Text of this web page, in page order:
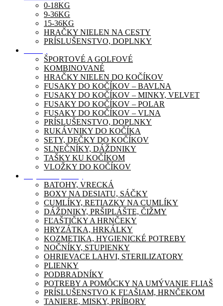
0-18KG
9-36KG
15-36KG
HRAČKY NIELEN NA CESTY
PRÍSLUŠENSTVO, DOPLNKY
ŠPORTOVÉ A GOLFOVÉ
KOMBINOVANÉ
HRAČKY NIELEN DO KOČÍKOV
FUSAKY DO KOČÍKOV – BAVLNA
FUSAKY DO KOČÍKOV – MINKY, VELVET
FUSAKY DO KOČÍKOV – POLAR
FUSAKY DO KOČÍKOV – VLNA
PRÍSLUŠENSTVO, DOPLNKY
RUKÁVNIKY DO KOČÍKA
SETY, DEČKY DO KOČÍKOV
SLNEČNÍKY, DÁŽDNIKY
TAŠKY KU KOČÍKOM
VLOŽKY DO KOČÍKOV
BATOHY, VRECKÁ
BOXY NA DESIATU, SÁČKY
CUMLÍKY, RETIAZKY NA CUMLÍKY
DÁŽDNIKY, PRŠIPLÁŠTE, ČIŽMY
FĽAŠTIČKY A HRNČEKY
HRYZÁTKA, HRKÁLKY
KOZMETIKA, HYGIENICKÉ POTREBY
NOČNÍKY, STUPIENKY
OHRIEVACE LAHVI, STERILIZATORY
PLIENKY
PODBRADNÍKY
POTREBY A POMÔCKY NA UMÝVANIE FLIAŠ
PRÍSLUŠENSTVO K FĽAŠIAM, HRNČEKOM
TANIERE, MISKY, PRÍBORY